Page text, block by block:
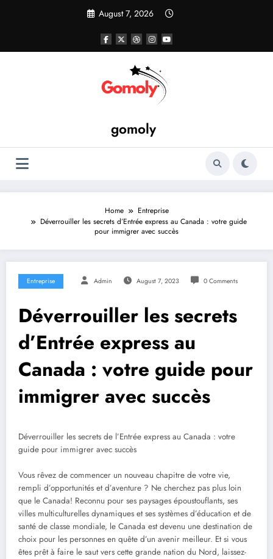
August 7, 2026
gomoly
Home
Entreprise
Déverrouiller les secrets d’Entrée express au Canada : votre guide
pour immigrer avec succès
Entreprise Admin August 7, 2023 0 Comments
Déverrouiller les secrets
d’Entrée express au
Canada : votre guide pour
immigrer avec succès
Déverrouiller les secrets de l’Entrée express au Canada : votre
guide pour immigrer avec succès
Vous rêvez de commencer un nouveau chapitre de votre vie,
rempli d’opportunités et d’aventure ? Ne cherchez pas plus loin
que le Canada! Reconnu pour ses paysages époustouflants, ses
villes multiculturelles dynamiques et ses systèmes d’éducation et de
santé de classe mondiale, le Canada est devenu une destination de
choix pour les personnes en quête d’un avenir meilleur. Et si vous
êtes prêt à faire le saut vers cette grande nation du Nord, laissez-